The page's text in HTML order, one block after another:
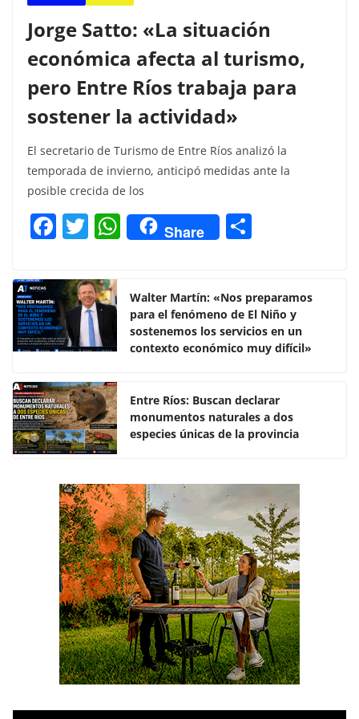
Jorge Satto: «La situación
económica afecta al turismo,
pero Entre Ríos trabaja para
sostener la actividad»
El secretario de Turismo de Entre Ríos analizó la
temporada de invierno, anticipó medidas ante la
posible crecida de los
F
c
e
b
o
o
k
T
itt
er
W
h
s
A
p
Share
p
ar
tir
Walter Martín: «Nos preparamos
para el fenómeno de El Niño y
sostenemos los servicios en un
contexto económico muy difícil»
Entre Ríos: Buscan declarar
monumentos naturales a dos
especies únicas de la provincia